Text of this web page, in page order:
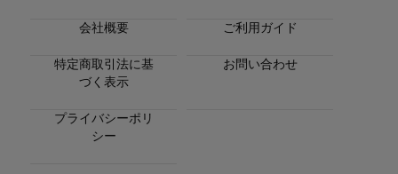
会社概要 ご利用ガイド
特定商取引法に基
づく表示
お問い合わせ
プライバシーポリ
シー